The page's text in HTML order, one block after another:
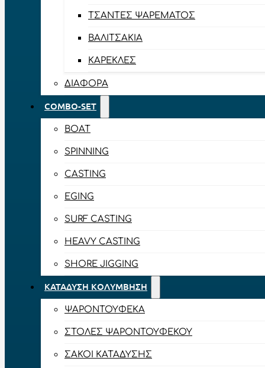
ΤΣΆΝΤΕΣ ΨΑΡΈΜΑΤΟΣ
ΒΑΛΙΤΣΆΚΙΑ
ΚΑΡΈΚΛΕΣ
ΔΙΆΦΟΡΑ
COMBO-SET
BOAT
SPINNING
CASTING
EGING
SURF CASTING
HEAVY CASTING
SHORE JIGGING
ΚΑΤΆΔΥΣΗ ΚΟΛΎΜΒΗΣΗ
ΨΑΡΟΝΤΟΎΦΕΚΑ
ΣΤΟΛΈΣ ΨΑΡΟΝΤΟΎΦΕΚΟΥ
ΣΆΚΟΙ ΚΑΤΆΔΥΣΗΣ